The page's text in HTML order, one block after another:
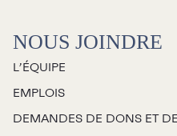
Cartes-
Jeunesse
NOUS JOINDRE
L’ÉQUIPE
EMPLOIS
DEMANDES DE DONS ET